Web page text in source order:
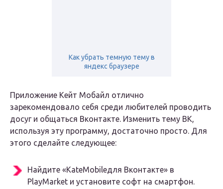
Как убрать темную тему в
яндекс браузере
Приложение Кейт Мобайл отлично
зарекомендовало себя среди любителей проводить
досуг и общаться Вконтакте. Изменить тему ВК,
используя эту программу, достаточно просто. Для
этого сделайте следующее:
Найдите «KateMobileдля Вконтакте» в
PlayMarket и установите софт на смартфон.